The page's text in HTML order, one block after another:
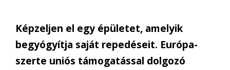
Képzeljen el egy épületet, amelyik
begyógyítja saját repedéseit. Európa-
szerte uniós támogatással dolgozó